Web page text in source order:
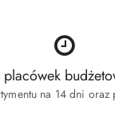
placówek
na 14 dni oraz